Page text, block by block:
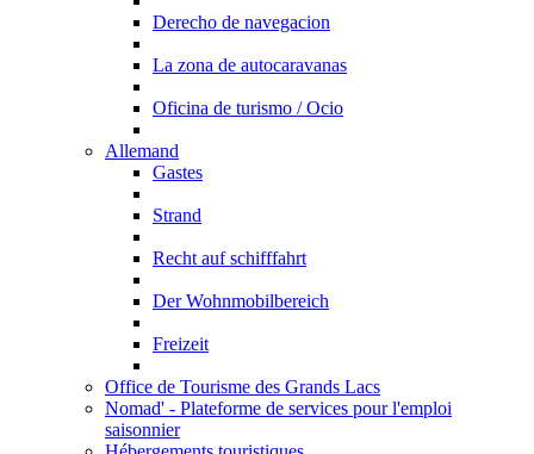
Derecho de navegacion
La zona de autocaravanas
Oficina de turismo / Ocio
Allemand
Gastes
Strand
Recht auf schifffahrt
Der Wohnmobilbereich
Freizeit
Office de Tourisme des Grands Lacs
Nomad' - Plateforme de services pour l'emploi
saisonnier